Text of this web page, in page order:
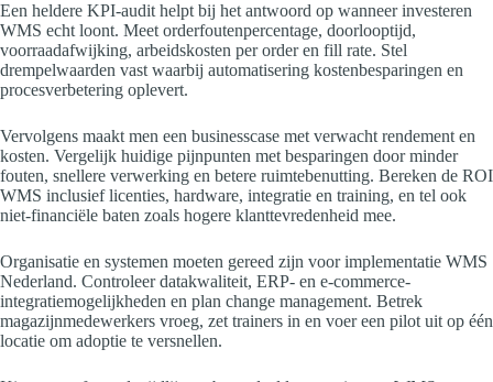
Een heldere KPI-audit helpt bij het antwoord op wanneer investeren
WMS echt loont. Meet orderfoutenpercentage, doorlooptijd,
voorraadafwijking, arbeidskosten per order en fill rate. Stel
drempelwaarden vast waarbij automatisering kostenbesparingen en
procesverbetering oplevert.
Vervolgens maakt men een businesscase met verwacht rendement en
kosten. Vergelijk huidige pijnpunten met besparingen door minder
fouten, snellere verwerking en betere ruimtebenutting. Bereken de ROI
WMS inclusief licenties, hardware, integratie en training, en tel ook
niet-financiële baten zoals hogere klanttevredenheid mee.
Organisatie en systemen moeten gereed zijn voor implementatie WMS
Nederland. Controleer datakwaliteit, ERP- en e-commerce-
integratiemogelijkheden en plan change management. Betrek
magazijnmedewerkers vroeg, zet trainers in en voer een pilot uit op één
locatie om adoptie te versnellen.